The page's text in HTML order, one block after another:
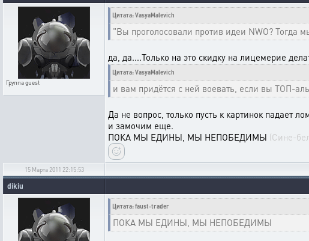
Группаguest
Цитата: VasyaMalevich
"Вы проголосовали против идеи NWO? Тогда
да, да....Только на это скидку на лицемерие
Цитата: VasyaMalevich
и вам придётся с ней воевать, если вы ТОП-
Да не вопрос, только пусть к картинок падает
и замочим еще.
ПОКА МЫ ЕДИНЫ, МЫ НЕПОБЕДИМЫ (Сине-
15 Марта 2011 22:15:53
dikiu
Цитата: faust-trader
ПОКА МЫ ЕДИНЫ, МЫ НЕПОБЕДИМЫ